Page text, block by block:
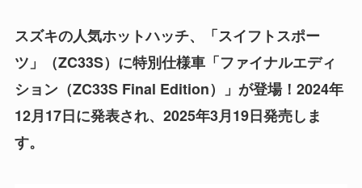
スズキの人気ホットハッチ、「スイフトスポー
ツ」（ZC33S）に特別仕様車「ファイナルエディ
ション（ZC33S Final Edition）」が登場！2024年
12月17日に発表され、2025年3月19日発売しま
す。